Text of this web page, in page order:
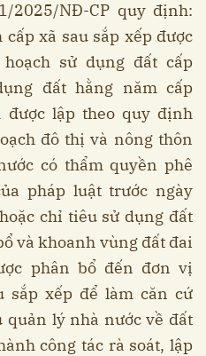
2025/NĐ-CP quy định:
xã sau sắp xếp được
sử dụng đất cấp
đất hằng năm cấp
được lập theo quy định
đô thị và nông thôn
có thẩm quyền phê
pháp luật trước ngày
chỉ tiêu sử dụng đất
và khoanh vùng đất đai
phân bổ đến đơn vị
sắp xếp để làm căn cứ
lý nhà nước về đất
công tác rà soát, lập